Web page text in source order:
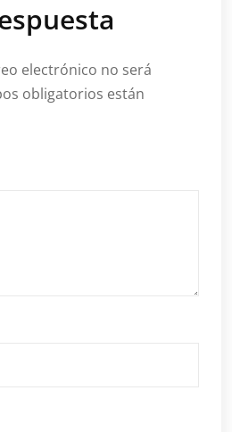
electrónico no será
obligatorios están